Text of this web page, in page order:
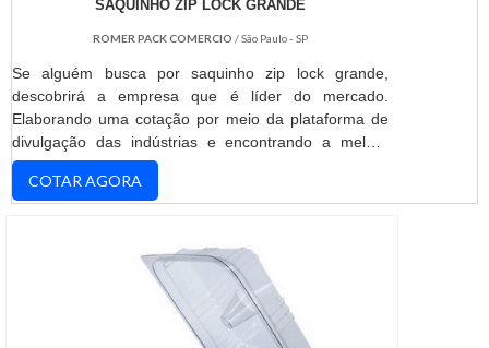
SAQUINHO ZIP LOCK GRANDE
ROMER PACK COMERCIO/ São Paulo - SP
Se alguém busca por saquinho zip lock grande,
descobrirá a empresa que é líder do mercado.
Elaborando uma cotação por meio da plataforma de
divulgação das indústrias e encontrando a melhor
referência do mercado.MAIS INFORMAÇÕES
INTERESSANTES SOBRE SAQUINHO ZIP LOCK
empresa tem em seu escopo aditivos para tintas e
análise de riscos, disponibilizando tud...
COTAR AGORA